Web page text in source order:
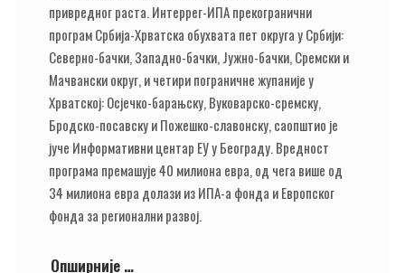
привредног раста. Интеррег-ИПА прекогранични
програм Србија-Хрватска обухвата пет округа у Србији:
Северно-бачки, Западно-бачки, Јужно-бачки, Сремски и
Мачвански округ, и четири пограничне жупаније у
Хрватској: Осјечко-барањску, Вуковарско-сремску,
Бродско-посавску и Пожешко-славонску, саопштио је
јуче Информативни центар ЕУ у Београду. Вредност
програма премашује 40 милиона евра, од чега више од
34 милиона евра долази из ИПА-а фонда и Европског
фонда за регионални развој.
Опширније …